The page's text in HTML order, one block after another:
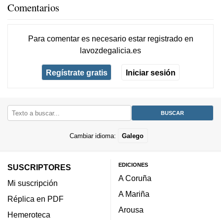
Comentarios
Para comentar es necesario estar registradoen
lavozdegalicia.es
Regístrate gratis Iniciar sesión
Cambiar idioma: Galego
SUSCRIPTORES
Mi suscripción
Réplica en PDF
Hemeroteca
EDICIONES
A Coruña
A Mariña
Arousa